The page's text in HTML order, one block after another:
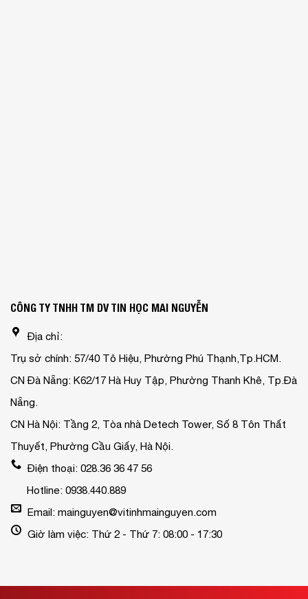
CÔNG TY TNHH TM DV TIN HỌC MAI NGUYỄN
Địa chỉ:
Trụ sở chính: 57/40 Tô Hiệu, Phường Phú Thạnh,Tp.HCM.
CN Đà Nẵng: K62/17 Hà Huy Tập, Phường Thanh Khê, Tp.Đà
Nẵng.
CN Hà Nội: Tầng 2, Tòa nhà Detech Tower, Số 8 Tôn Thất
Thuyết, Phường Cầu Giấy, Hà Nội.
Điện thoại: 028.36 36 47 56
Hotline: 0938.440.889
Email: mainguyen@vitinhmainguyen.com
Giờ làm việc: Thứ 2 - Thứ 7: 08:00 - 17:30